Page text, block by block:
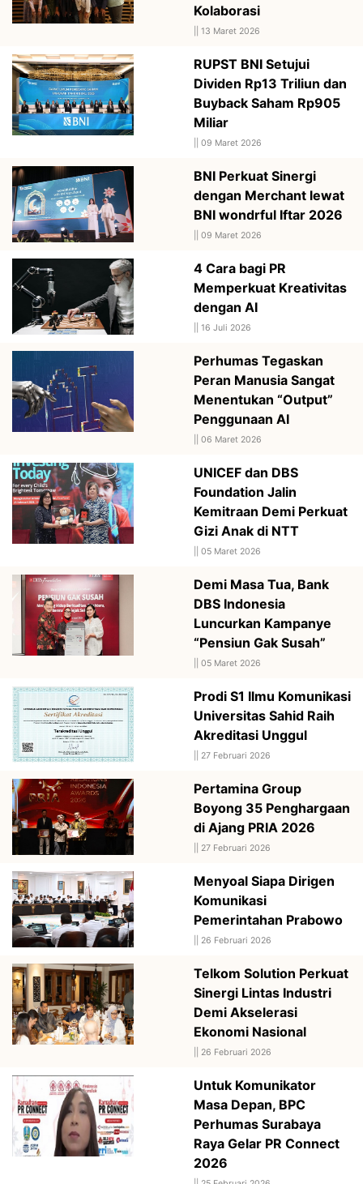
Kolaborasi
13 Maret 2026
RUPST BNI Setujui
Dividen Rp13 Triliun dan
Buyback Saham Rp905
Miliar
09 Maret 2026
BNI Perkuat Sinergi
dengan Merchant lewat
BNI wondrful Iftar 2026
09 Maret 2026
4 Cara bagi PR
Memperkuat Kreativitas
dengan AI
16 Juli 2026
Perhumas Tegaskan
Peran Manusia Sangat
Menentukan “Output”
Penggunaan AI
06 Maret 2026
UNICEF dan DBS
Foundation Jalin
Kemitraan Demi Perkuat
Gizi Anak di NTT
05 Maret 2026
Demi Masa Tua, Bank
DBS Indonesia
Luncurkan Kampanye
“Pensiun Gak Susah”
05 Maret 2026
Prodi S1 Ilmu Komunikasi
Universitas Sahid Raih
Akreditasi Unggul
27 Februari 2026
Pertamina Group
Boyong 35 Penghargaan
di Ajang PRIA 2026
27 Februari 2026
Menyoal Siapa Dirigen
Komunikasi
Pemerintahan Prabowo
26 Februari 2026
Telkom Solution Perkuat
Sinergi Lintas Industri
Demi Akselerasi
Ekonomi Nasional
26 Februari 2026
Untuk Komunikator
Masa Depan, BPC
Perhumas Surabaya
Raya Gelar PR Connect
2026